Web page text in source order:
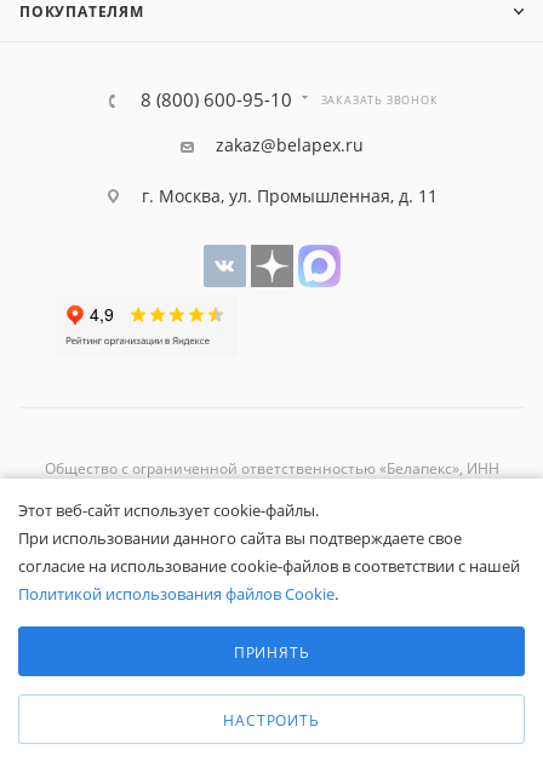
ПОКУПАТЕЛЯМ
8 (800) 600-95-10 ЗАКАЗАТЬ ЗВОНОК
zakaz@belapex.ru
г. Москва, ул. Промышленная, д. 11
Общество с ограниченной ответственностью «Белапекс», ИНН
Обращаем ваше внимание, что вся представленная на сайте
информация носит исключительно информационный характер и не
является публичной офертой.
Вы принимаете условияполитики
сайте Белапекс.ру.
Этот веб-сайт использует cookie-файлы.
При использовании данного сайта вы подтверждаете свое
согласие на использование cookie-файлов в соответствии с нашей
Политикой использования файлов Cookie.
Аналитические/Функциональные
ПРИНЯТЬ
НАСТРОИТЬ